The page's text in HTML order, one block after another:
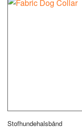
Stofhundehalsbånd